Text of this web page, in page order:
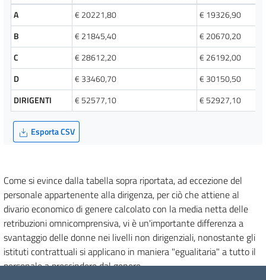
A € 20221,80 € 19326,90
B
€ 21845,40 € 20670,20
C
€ 28612,20 € 26192,00
D
€ 33460,70 € 30150,50
DIRIGENTI
€ 52577,10 € 52927,10
Esporta CSV
Come si evince dalla tabella sopra riportata, ad eccezione del
personale appartenente alla dirigenza, per ciò che attiene al
divario economico di genere calcolato con la media netta delle
retribuzioni omnicomprensiva, vi è un'importante differenza a
svantaggio delle donne nei livelli non dirigenziali, nonostante gli
istituti contrattuali si applicano in maniera "egualitaria" a tutto il
personale a prescindere dal genere.